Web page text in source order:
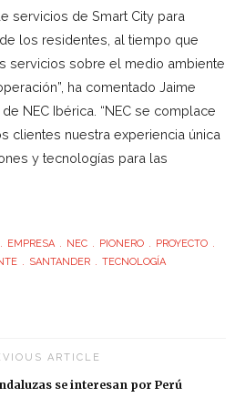
servicios de Smart City para
los residentes, al tiempo que
servicios sobre el medio ambiente
ha comentado Jaime
NEC Ibérica. “NEC se complace
clientes nuestra experiencia única
y tecnologías para las
EMPRESA NEC PIONERO
PROYECTO
SANTANDER TECNOLOGÍA
ARTICLE
se interesan por Perú